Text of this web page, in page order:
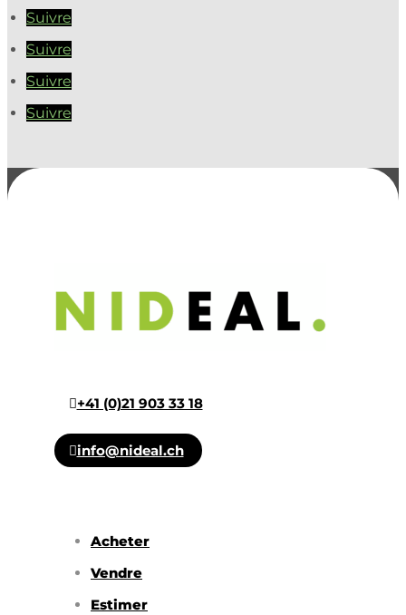
Suivre
Suivre
Suivre
Suivre
+41 (0)21 903 33 18
info@nideal.ch
Acheter
Vendre
Estimer